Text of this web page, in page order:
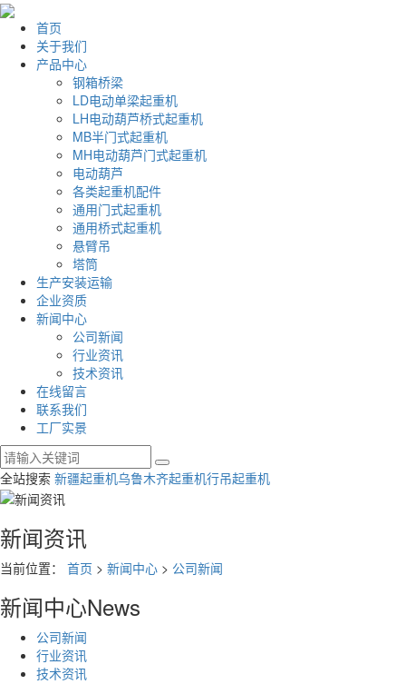
首页
关于我们
产品中心
钢箱桥梁
LD电动单梁起重机
LH电动葫芦桥式起重机
MB半门式起重机
MH电动葫芦门式起重机
电动葫芦
各类起重机配件
通用门式起重机
通用桥式起重机
悬臂吊
塔筒
生产安装运输
企业资质
新闻中心
公司新闻
行业资讯
技术资讯
在线留言
联系我们
工厂实景
全站搜索 新疆起重机乌鲁木齐起重机行吊起重机
新闻资讯
当前位置： 首页 > 新闻中心 > 公司新闻
新闻中心News
公司新闻
行业资讯
技术资讯